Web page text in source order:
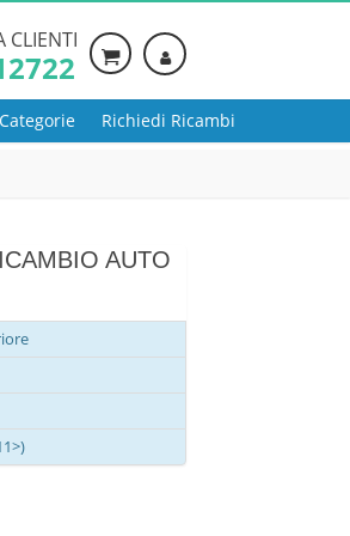
CLIENTI
Categorie Richiedi Ricambi
AUTO